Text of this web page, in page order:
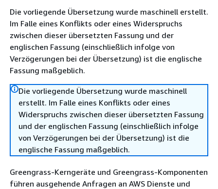
Die vorliegende Übersetzung wurde maschinell erstellt.
Im Falle eines Konflikts oder eines Widerspruchs
zwischen dieser übersetzten Fassung und der
englischen Fassung (einschließlich infolge von
Verzögerungen bei der Übersetzung) ist die englische
Fassung maßgeblich.
Die vorliegende Übersetzung wurde maschinell
erstellt. Im Falle eines Konflikts oder eines
Widerspruchs zwischen dieser übersetzten Fassung
und der englischen Fassung (einschließlich infolge
von Verzögerungen bei der Übersetzung) ist die
englische Fassung maßgeblich.
Greengrass-Kerngeräte und Greengrass-Komponenten
führen ausgehende Anfragen an AWS Dienste und